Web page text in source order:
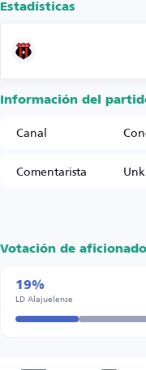
Estadísticas
Información del
Canal
Comentarista
Votación de
19%
LD Alajuelense